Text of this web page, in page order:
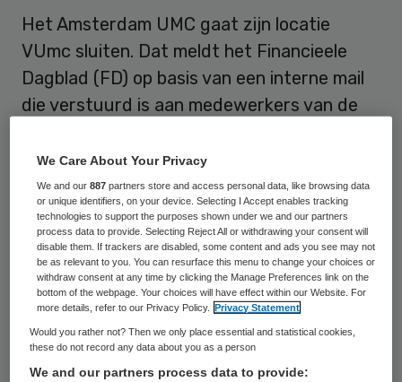
Het Amsterdam UMC gaat zijn locatie
VUmc sluiten. Dat meldt het Financieele
Dagblad (FD) op basis van een interne mail
die verstuurd is aan medewerkers van de
eenpersberichtbevestigd.
De raad van bestuur heeft besloten de
patiëntenzorg vanaf 2040 te concentreren
op de locatie van het AMC in Amsterdam-
Zuidoost. “Amsterdam UMC wil de
patiëntenzorg concentreren op locatie AMC
om ook in de toekomst zorg van
We Care About Your Privacy
We and our887 partners store and access personal data, like browsing data
or unique identifiers, on your device. Selecting I Accept enables tracking
technologies to support the purposes shown under we and our partners
process data to provide. Selecting Reject All or withdrawing your consent will
disable them. If trackers are disabled, some content and ads you see may not
be as relevant to you. You can resurface this menu to change your choices or
withdraw consent at any time by clicking the Manage Preferences link on the
bottom of the webpage. Your choices will have effect within our Website. For
more details, refer to our Privacy Policy.
Privacy Statement
Would you rather not? Then we only place essential and statistical cookies,
these do not record any data about you as a person
We and our partners process data to provide: